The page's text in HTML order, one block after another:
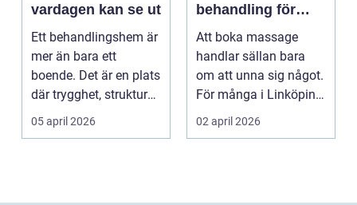
vardagen kan se ut
Ett behandlingshem är
mer än bara ett
boende. Det är en plats
där trygghet, struktur
och professione...
05 april 2026
behandling för
kropp och hälsa
Att boka massage
handlar sällan bara
om att unna sig något.
För många i Linköping
har regelbunden ma...
02 april 2026